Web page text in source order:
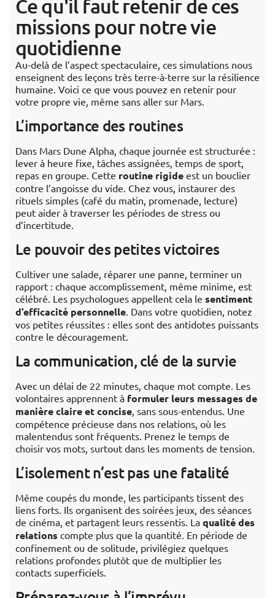
Ce qu'il faut retenir de ces
missions pour notre vie
quotidienne
Au-delà de l’aspect spectaculaire, ces simulations nous
enseignent des leçons très terre-à-terre sur la résilience
humaine. Voici ce que vous pouvez en retenir pour
votre propre vie, même sans aller sur Mars.
L’importance des routines
Dans Mars Dune Alpha, chaque journée est structurée :
lever à heure fixe, tâches assignées, temps de sport,
repas en groupe. Cette routine rigide est un bouclier
contre l’angoisse du vide. Chez vous, instaurer des
rituels simples (café du matin, promenade, lecture)
peut aider à traverser les périodes de stress ou
d’incertitude.
Le pouvoir des petites victoires
Cultiver une salade, réparer une panne, terminer un
rapport : chaque accomplissement, même minime, est
célébré. Les psychologues appellent cela le sentiment
d’efficacité personnelle. Dans votre quotidien, notez
vos petites réussites : elles sont des antidotes puissants
contre le découragement.
La communication, clé de la survie
Avec un délai de 22 minutes, chaque mot compte. Les
volontaires apprennent à formuler leurs messages de
manière claire et concise, sans sous-entendus. Une
compétence précieuse dans nos relations, où les
malentendus sont fréquents. Prenez le temps de
choisir vos mots, surtout dans les moments de tension.
L’isolement n’est pas une fatalité
Même coupés du monde, les participants tissent des
liens forts. Ils organisent des soirées jeux, des séances
de cinéma, et partagent leurs ressentis. La qualité des
relations compte plus que la quantité. En période de
confinement ou de solitude, privilégiez quelques
relations profondes plutôt que de multiplier les
contacts superficiels.